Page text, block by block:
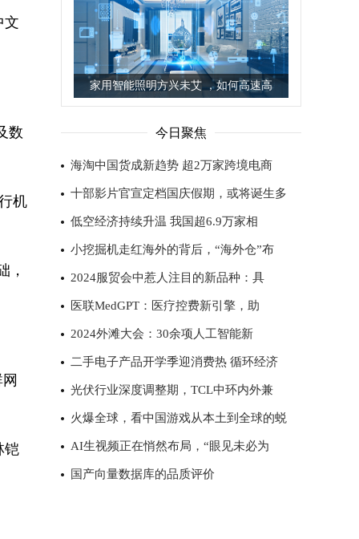
文
数
机
，
铠
家用智能照明方兴未艾 ，如何高速高
今日聚焦
海淘中国货成新趋势 超2万家跨境电商
十部影片官宣定档国庆假期，或将诞生多
低空经济持续升温 我国超6.9万家相
小挖掘机走红海外的背后，“海外仓”布
2024服贸会中惹人注目的新品种：具
医联MedGPT：医疗控费新引擎，助
2024外滩大会：30余项人工智能新
二手电子产品开学季迎消费热 循环经济
光伏行业深度调整期，TCL中环内外兼
火爆全球，看中国游戏从本土到全球的蜕
AI生视频正在悄然布局，“眼见未必为
国产向量数据库的品质评价